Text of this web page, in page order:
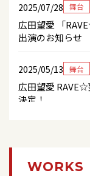
2025/07/28 舞台
広田望愛 「
出演のお知らせ
2025/05/13 舞台
広田望愛
決定！
WORKS